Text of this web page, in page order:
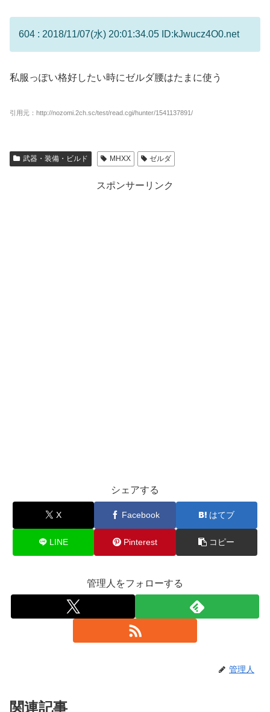
604 : 2018/11/07(水) 20:01:34.05 ID:kJwucz4O0.net
私服っぽい格好したい時にゼルダ腰はたまに使う
引用元：http://nozomi.2ch.sc/test/read.cgi/hunter/1541137891/
武器・装備・ビルド MHXX ゼルダ
スポンサーリンク
シェアする
X Facebook はてブ
LINE Pinterest コピー
管理人をフォローする
管理人
関連記事